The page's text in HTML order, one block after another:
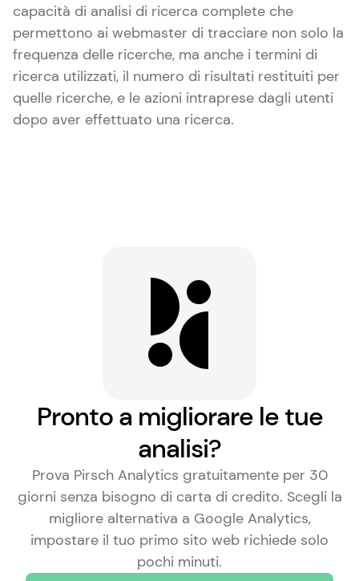
capacità di analisi di ricerca complete che
permettono ai webmaster di tracciare non solo la
frequenza delle ricerche, ma anche i termini di
ricerca utilizzati, il numero di risultati restituiti per
quelle ricerche, e le azioni intraprese dagli utenti
dopo aver effettuato una ricerca.
Pronto a migliorare le tue
analisi?
Prova Pirsch Analytics gratuitamente per 30
giorni senza bisogno di carta di credito. Scegli la
migliore alternativa a Google Analytics,
impostare il tuo primo sito web richiede solo
pochi minuti.